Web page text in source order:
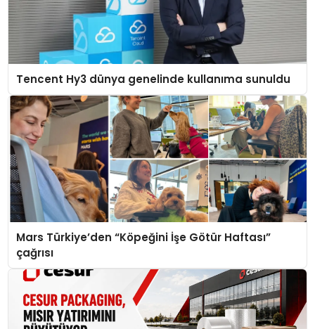
Tencent Hy3 dünya genelinde kullanıma sunuldu
Mars Türkiye’den “Köpeğini İşe Götür Haftası”
çağrısı